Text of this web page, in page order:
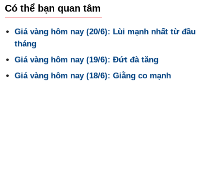
Giá vàng hôm nay (18/6): Giằng co mạnh